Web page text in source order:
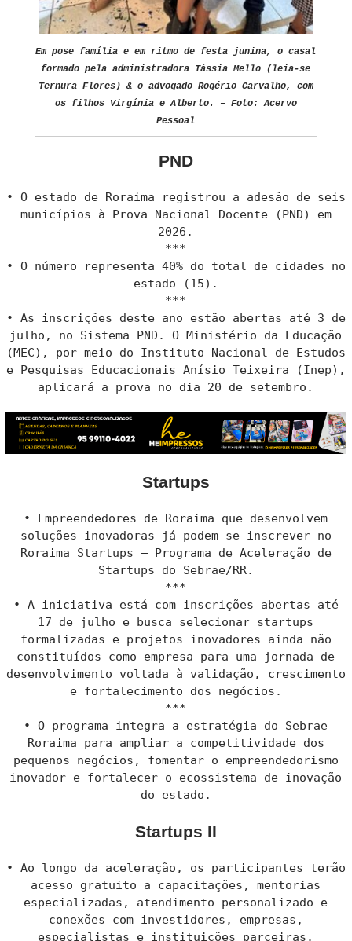
Em pose família e em ritmo de festa junina, o casal
formado pela administradora Tássia Mello (leia-se
Ternura Flores) & o advogado Rogério Carvalho, com
os filhos Virgínia e Alberto. – Foto: Acervo
Pessoal
PND
• O estado de Roraima registrou a adesão de seis
municípios à Prova Nacional Docente (PND) em
2026.
***
• O número representa 40% do total de cidades no
estado (15).
***
• As inscrições deste ano estão abertas até 3 de
julho, no Sistema PND. O Ministério da Educação
(MEC), por meio do Instituto Nacional de Estudos
e Pesquisas Educacionais Anísio Teixeira (Inep),
aplicará a prova no dia 20 de setembro.
Startups
• Empreendedores de Roraima que desenvolvem
soluções inovadoras já podem se inscrever no
Roraima Startups – Programa de Aceleração de
Startups do Sebrae/RR.
***
• A iniciativa está com inscrições abertas até
17 de julho e busca selecionar startups
formalizadas e projetos inovadores ainda não
constituídos como empresa para uma jornada de
desenvolvimento voltada à validação, crescimento
e fortalecimento dos negócios.
***
• O programa integra a estratégia do Sebrae
Roraima para ampliar a competitividade dos
pequenos negócios, fomentar o empreendedorismo
inovador e fortalecer o ecossistema de inovação
do estado.
Startups II
• Ao longo da aceleração, os participantes terão
acesso gratuito a capacitações, mentorias
especializadas, atendimento personalizado e
conexões com investidores, empresas,
especialistas e instituições parceiras.